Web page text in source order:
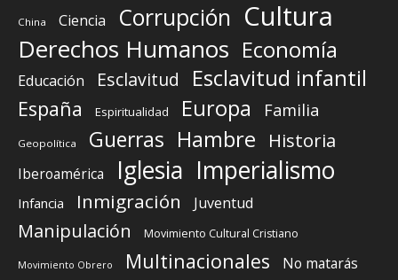
China Ciencia Corrupción Cultura
Derechos Humanos Economía
Educación Esclavitud Esclavitud infantil
España Espiritualidad Europa Familia
Geopolítica Guerras Hambre Historia
Iberoamérica Iglesia Imperialismo
Infancia Inmigración Juventud
Manipulación Movimiento Cultural Cristiano
Movimiento Obrero Multinacionales No matarás